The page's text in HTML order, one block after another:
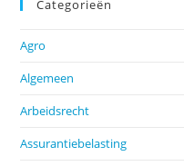
Categorieën
Agro
Algemeen
Arbeidsrecht
Assurantiebelasting